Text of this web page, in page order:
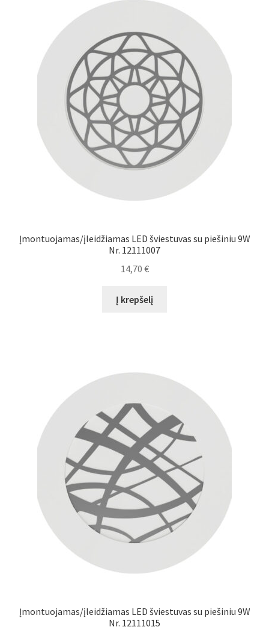
Įmontuojamas/įleidžiamas LED šviestuvas su piešiniu 9W
Nr. 12111007
14,70 €
Į krepšelį
Įmontuojamas/įleidžiamas LED šviestuvas su piešiniu 9W
Nr. 12111015